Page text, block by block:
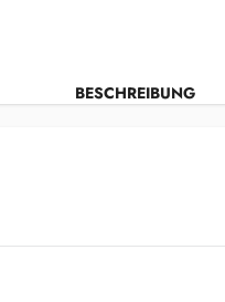
BESCHREIBUNG